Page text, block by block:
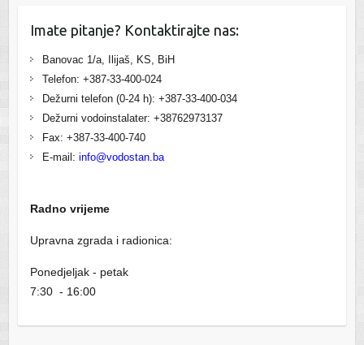
Imate pitanje? Kontaktirajte nas:
Banovac 1/a, Ilijaš, KS, BiH
Telefon: +387-33-400-024
Dežurni telefon (0-24 h): +387-33-400-034
Dežurni vodoinstalater: +38762973137
Fax: +387-33-400-740
E-mail: info@vodostan.ba
Radno vrijeme
Upravna zgrada i radionica:
Ponedjeljak - petak
7:30 - 16:00